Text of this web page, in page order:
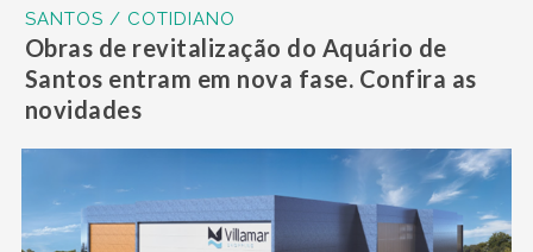
SANTOS / COTIDIANO
Obras de revitalização do Aquário de
Santos entram em nova fase. Confira as
novidades